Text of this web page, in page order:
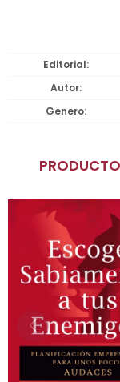
Editorial
Autor
Genero